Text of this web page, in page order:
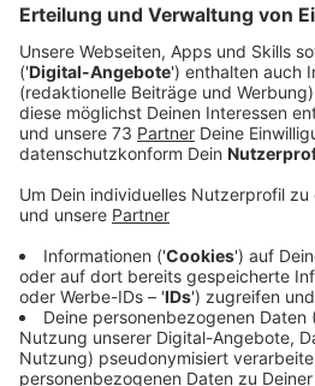
Sitzsack seines Sohnes am
musste hört Ihr hier.
Veröffentlicht:Dienstag,
Trala Palette für mehr
CO2 Ausstoß
Anzeige